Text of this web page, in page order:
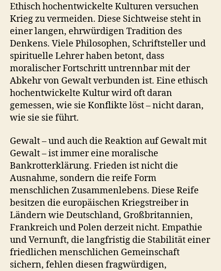
–
Krieg
statt
Frieden
Ethisch hochentwickelte Kulturen versuchen
Krieg zu vermeiden. Diese Sichtweise steht in
einer langen, ehrwürdigen Tradition des
Denkens. Viele Philosophen, Schriftsteller und
spirituelle Lehrer haben betont, dass
moralischer Fortschritt untrennbar mit der
Abkehr von Gewalt verbunden ist. Eine ethisch
hochentwickelte Kultur wird oft daran
gemessen, wie sie Konflikte löst – nicht daran,
wie sie sie führt.
Gewalt – und auch die Reaktion auf Gewalt mit
Gewalt – ist immer eine moralische
Bankrotterklärung. Frieden ist nicht die
Ausnahme, sondern die reife Form
menschlichen Zusammenlebens. Diese Reife
besitzen die europäischen Kriegstreiber in
Ländern wie Deutschland, Großbritannien,
Frankreich und Polen derzeit nicht. Empathie
und Vernunft, die langfristig die Stabilität einer
friedlichen menschlichen Gemeinschaft
sichern, fehlen diesen fragwürdigen,